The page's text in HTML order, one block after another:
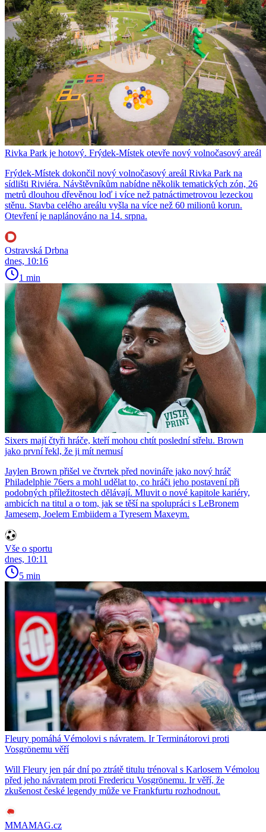
Rivka Park je hotový. Frýdek-Místek otevře nový volnočasový areál
Frýdek-Místek dokončil nový volnočasový areál Rivka Park na
sídlišti Riviéra. Návštěvníkům nabídne několik tematických zón, 26
metrů dlouhou dřevěnou loď i více než patnáctimetrovou lezeckou
stěnu. Stavba celého areálu vyšla na více než 60 milionů korun.
Otevření je naplánováno na 14. srpna.
Ostravská Drbna
dnes, 10:16
1 min
Sixers mají čtyři hráče, kteří mohou chtít poslední střelu. Brown
jako první řekl, že ji mít nemusí
Jaylen Brown přišel ve čtvrtek před novináře jako nový hráč
Philadelphie 76ers a mohl udělat to, co hráči jeho postavení při
podobných příležitostech dělávají. Mluvit o nové kapitole kariéry,
ambicích na titul a o tom, jak se těší na spolupráci s LeBronem
Jamesem, Joelem Embiidem a Tyresem Maxeym.
Vše o sportu
dnes, 10:11
5 min
Fleury pomáhá Vémolovi s návratem. Ir Terminátorovi proti
Vosgrönemu věří
Will Fleury jen pár dní po ztrátě titulu trénoval s Karlosem Vémolou
před jeho návratem proti Fredericu Vosgrönemu. Ir věří, že
zkušenost české legendy může ve Frankfurtu rozhodnout.
MMAMAG.cz